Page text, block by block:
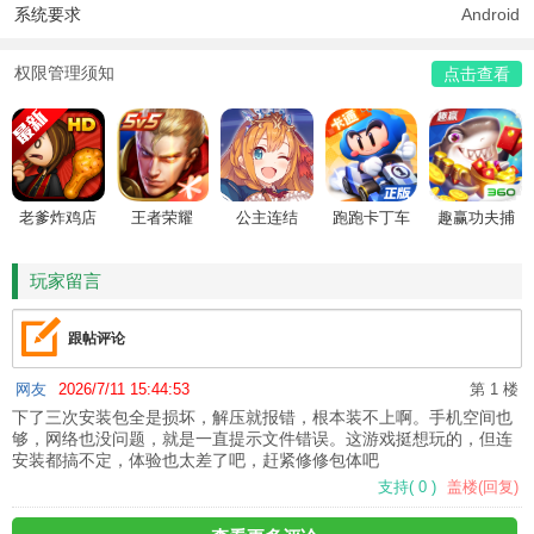
系统要求 Android
权限管理须知 点击查看
老爹炸鸡店
王者荣耀 公主连结 跑跑卡丁车
趣赢功夫捕
玩家留言
跟帖评论
第 1 楼
网友 2026/7/11 15:44:53
下了三次安装包全是损坏，解压就报错，根本装不上啊。手机空间也
够，网络也没问题，就是一直提示文件错误。这游戏挺想玩的，但连
安装都搞不定，体验也太差了吧，赶紧修修包体吧
支持( 0 ) 盖楼(回复)